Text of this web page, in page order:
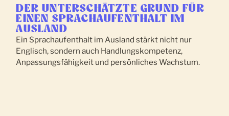
DER UNTERSCHÄTZTE GRUND FÜR
EINEN SPRACHAUFENTHALT IM
AUSLAND
Ein Sprachaufenthalt im Ausland stärkt nicht nur
Englisch, sondern auch Handlungskompetenz,
Anpassungsfähigkeit und persönliches Wachstum.